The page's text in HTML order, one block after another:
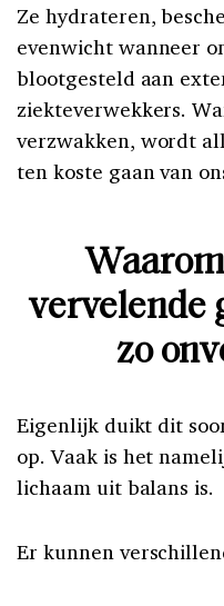
Ze hydrateren,
evenwicht wanneer
blootgesteld aan
ziekteverwekkers.
verzwakken, wordt
ten koste gaan van
vervelende
zo
Eigenlijk duikt dit
op. Vaak is het
lichaam uit balans is.
Er kunnen